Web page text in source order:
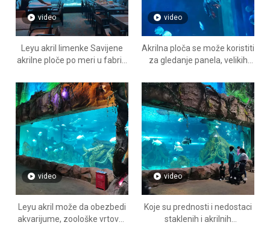
video
Leyu akril limenke Savijene
akrilne ploče po meri u fabrici
video
Akrilna ploča se može koristiti
za gledanje panela, velikih
video
Leyu akril može da obezbedi
akvarijume, zoološke vrtove i
video
Koje su prednosti i nedostaci
staklenih i akrilnih